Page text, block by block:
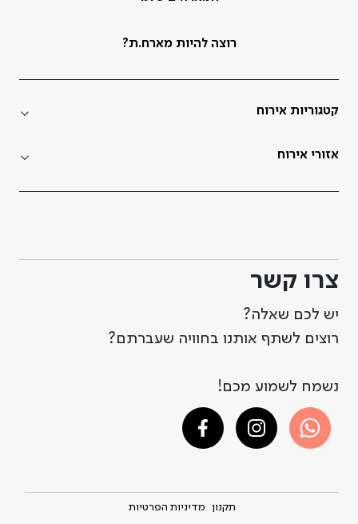
רוצה להיות מארח.ת?
קטגוריות אירוח
אזורי אירוח
צרו קשר
יש לכם שאלה?
רוצים לשתף אותנו בחוויה שעברתם?
נשמח לשמוע מכם!
תקנון מדיניות הפרטיות